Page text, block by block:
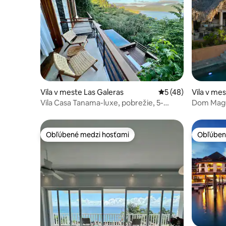
Vila v meste Las Galeras Priemerné
5 (48)
Vila Casa Tanama-luxe, pobrežie, 5-
Vila v
Dom
Obľúbené medzi hosťami
Obľúbené medzi hosťami